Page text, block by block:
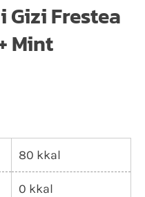
Frestea
Mint
80 kkal
0 kkal